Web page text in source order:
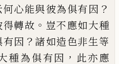
何心能與彼為俱有因 ？
得轉故 。 豈不應如大種
有因 ？諸如造色非生等
種為俱有因 ， 此亦應